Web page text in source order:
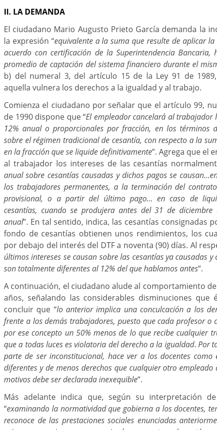
II. LA DEMANDA
El ciudadano Mario Augusto Prieto García demanda la
la expresión “equivalente a la suma que resulte de aplicar
acuerdo con certificación de la Superintendencia Bancaria,
promedio de captación del sistema financiero durante el
b) del numeral 3, del artículo 15 de la Ley 91 de
aquella vulnera los derechos a la igualdad y al trabajo.
Comienza el ciudadano por señalar que el artículo 99,
de 1990 dispone que “El empleador cancelará al trabajador
12% anual o proporcionales por fracción, en los términos
sobre el régimen tradicional de cesantía, con respecto a la
en la fracción que se liquide definitivamente”. Agrega que el
al trabajador los intereses de las cesantías
anual sobre cesantías causadas y dichos pagos se
los trabajadores permanentes, a la terminación del
provisional, o a partir del último pago… en caso de
cesantías, cuando se produjera antes del 31 de diciembre
anual”. En tal sentido, indica, las cesantías consignadas
fondo de cesantías obtienen unos rendimientos, los
por debajo del interés del DTF a noventa (90) días. Al
últimos intereses se causan sobre las cesantías ya causadas y
son totalmente diferentes al 12% del que hablamos antes”.
A continuación, el ciudadano alude al comportamiento
años, señalando las considerables disminuciones que
concluir que “lo anterior implica una conculcación a los
frente a los demás trabajadores, puesto que cada profesor o
por ese concepto un 50% menos de lo que recibe cualquier
que a todas luces es violatoria del derecho a la igualdad. Por
parte de ser inconstitucional, hace ver a los docentes como
diferentes y de menos derechos que cualquier otro empleado
motivos debe ser declarada inexequible”.
Más adelante indica que, según su interpretación
“examinando la normatividad que gobierna a los docentes,
reconoce de las prestaciones sociales enunciadas